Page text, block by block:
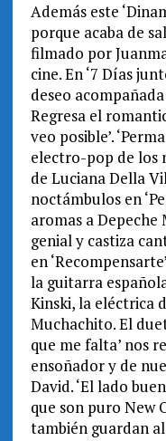
Además este
porque acaba de
filmado por
cine. En ‘7 Días
deseo
Regresa el
veo posible’.
electro-pop de los
de Luciana Della
noctámbulos en
aromas a
genial y castiza
en
la guitarra
Kinski, la eléctrica
Muchachito. El
que me falta’ nos
ensoñador y de
David. ‘El lado
que son puro New
también guardan